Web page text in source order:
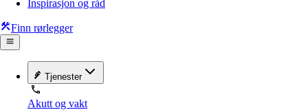
Inspirasjon og råd
Finn rørlegger
Tjenester
Akutt og vakt